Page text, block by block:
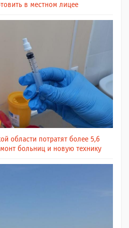
в местном лицее
области потратят более 5,6
больниц и новую технику